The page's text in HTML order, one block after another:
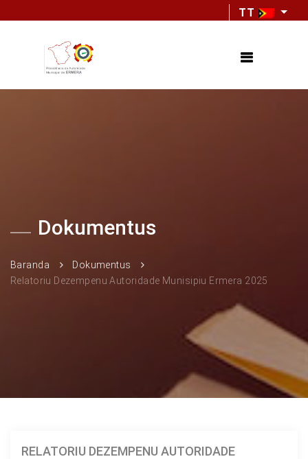
TT
Dokumentus
Baranda
Dokumentus
Relatoriu Dezempenu Autoridade Munisipiu Ermera 2025
RELATORIU DEZEMPENU AUTORIDADE